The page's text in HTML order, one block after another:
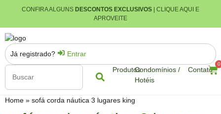
CONFIRA ALGUNS DESCONTOS EXCLUSIVOS | CLIQUE AQUI E
APROVEITE
ProdutosCondomínios /
Hotéis
Contato
0
Já registrado? Entrar
Home » sofá corda náutica 3 lugares king